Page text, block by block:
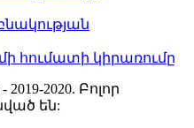
հումատի կիրառումը
2020. Բոլոր
են: